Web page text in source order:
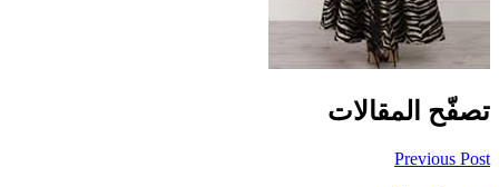
تصفّح المقالات
Previous Post